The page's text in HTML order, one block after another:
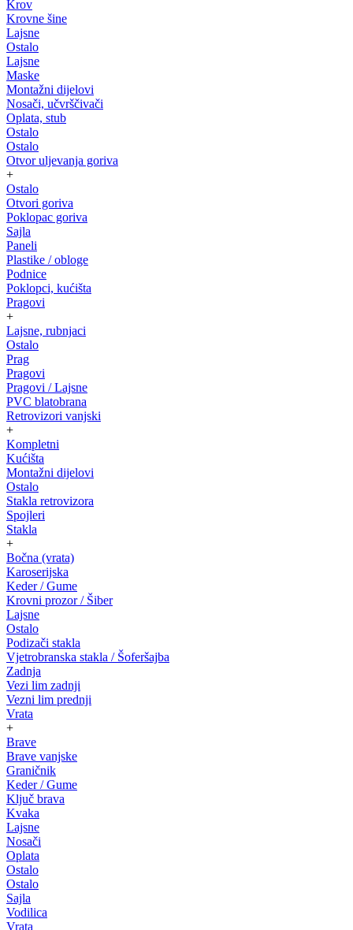
Krov
Krovne šine
Lajsne
Ostalo
Lajsne
Maske
Montažni dijelovi
Nosači, učvrščivači
Oplata, stub
Ostalo
Ostalo
Otvor uljevanja goriva
+
Ostalo
Otvori goriva
Poklopac goriva
Sajla
Paneli
Plastike / obloge
Podnice
Poklopci, kućišta
Pragovi
+
Lajsne, rubnjaci
Ostalo
Prag
Pragovi
Pragovi / Lajsne
PVC blatobrana
Retrovizori vanjski
+
Kompletni
Kućišta
Montažni dijelovi
Ostalo
Stakla retrovizora
Spojleri
Stakla
+
Bočna (vrata)
Karoserijska
Keder / Gume
Krovni prozor / Šiber
Lajsne
Ostalo
Podizači stakla
Vjetrobranska stakla / Šoferšajba
Zadnja
Vezi lim zadnji
Vezni lim prednji
Vrata
+
Brave
Brave vanjske
Graničnik
Keder / Gume
Ključ brava
Kvaka
Lajsne
Nosači
Oplata
Ostalo
Ostalo
Sajla
Vodilica
Vrata